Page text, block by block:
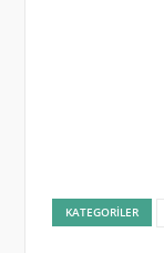
KATEGORILER